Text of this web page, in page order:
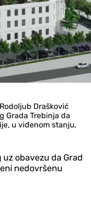
Drašković
Grada Trebinja da
u viđenom stanju,
obavezu da Grad
nedovršenu